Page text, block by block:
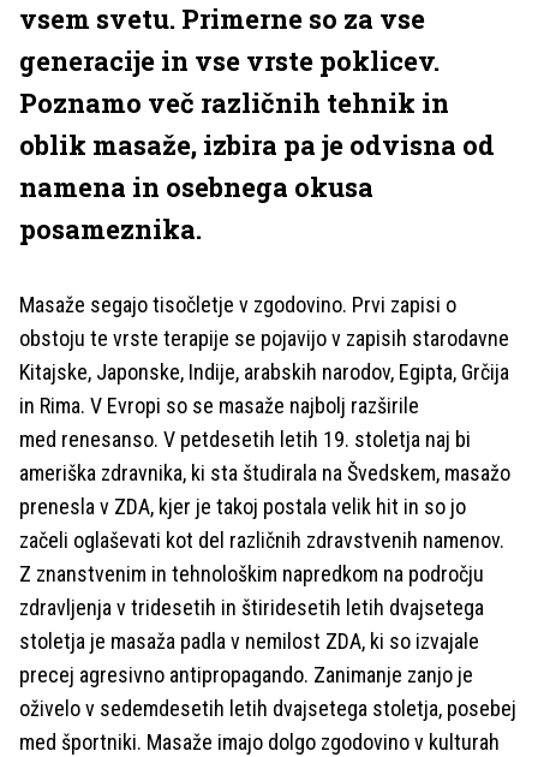
vsem svetu. Primerne so za vse
generacije in vse vrste poklicev.
Poznamo več različnih tehnik in
oblik masaže, izbira pa je odvisna od
namena in osebnega okusa
posameznika.
Masaže segajo tisočletje v zgodovino. Prvi zapisi o
obstoju te vrste terapije se pojavijo v zapisih starodavne
Kitajske, Japonske, Indije, arabskih narodov, Egipta, Grčija
in Rima. V Evropi so se masaže najbolj razširile
med renesanso. V petdesetih letih 19. stoletja naj bi
ameriška zdravnika, ki sta študirala na Švedskem, masažo
prenesla v ZDA, kjer je takoj postala velik hit in so jo
začeli oglaševati kot del različnih zdravstvenih namenov.
Z znanstvenim in tehnološkim napredkom na področju
zdravljenja v tridesetih in štiridesetih letih dvajsetega
stoletja je masaža padla v nemilost ZDA, ki so izvajale
precej agresivno antipropagando. Zanimanje zanjo je
oživelo v sedemdesetih letih dvajsetega stoletja, posebej
med športniki. Masaže imajo dolgo zgodovino v kulturah